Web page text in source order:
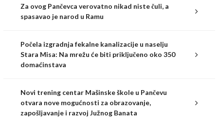
Za ovog Pančevca verovatno nikad niste čuli, a
spasavao je narod u Ramu
Počela izgradnja fekalne kanalizacije u naselju
Stara Misa: Na mrežu će biti priključeno oko 350
domaćinstava
Novi trening centar Mašinske škole u Pančevu
otvara nove mogućnosti za obrazovanje,
zapošljavanje i razvoj Južnog Banata